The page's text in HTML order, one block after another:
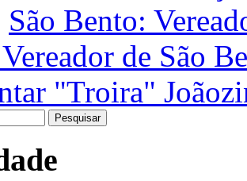
São Bento:
de São
"Troira"